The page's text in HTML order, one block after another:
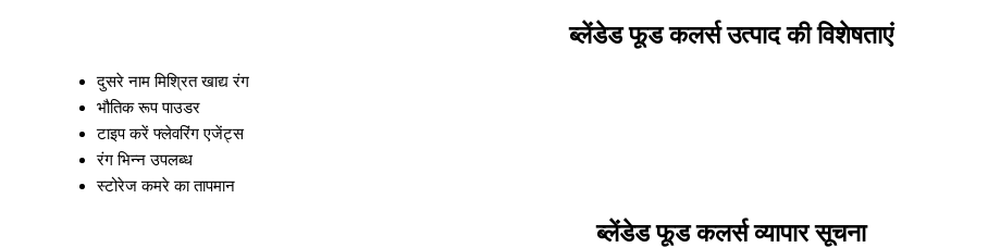
ब्लेंडेड फूड कलर्स उत्पाद की विशेषताएं
दुसरे नाम मिश्रित खाद्य रंग
भौतिक रूप पाउडर
टाइप करें फ्लेवरिंग एजेंट्स
रंग भिन्न उपलब्ध
स्टोरेज कमरे का तापमान
ब्लेंडेड फूड कलर्स व्यापार सूचना